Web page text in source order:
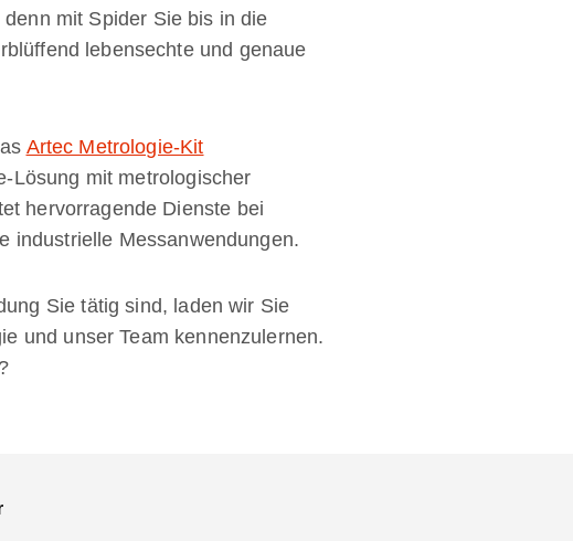
mit Spider Sie bis in die
lebensechte und genaue
Artec Metrologie-Kit
Lösung mit metrologischer
hervorragende Dienste bei
industrielle Messanwendungen.
Sie tätig sind, laden wir Sie
und unser Team kennenzulernen.